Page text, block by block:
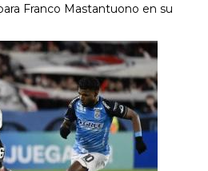
Franco Mastantuono en su